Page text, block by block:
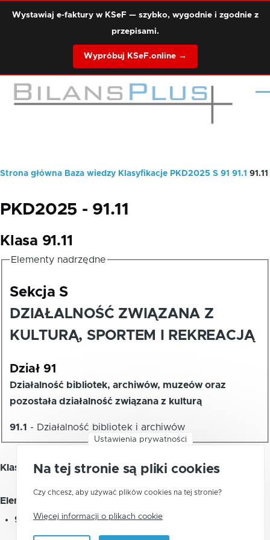
Wystawiaj e-faktury w KSeF — szybko, wygodnie i zgodnie z
przepisami.
Wypróbuj KSeF.online →
Ścieżka
Strona główna Baza wiedzy Klasyfikacje PKD2025 S 91 91.1 91.11
PKD2025 - 91.11
Klasa 91.11
Elementy nadrzędne
Sekcja S
DZIAŁALNOŚĆ ZWIĄZANA Z
KULTURĄ, SPORTEM I REKREACJĄ
Dział 91
Działalność bibliotek, archiwów, muzeów oraz
pozostała działalność związana z kulturą
91.1 - Działalność bibliotek i archiwów
Klasa 91.11 - Działalność bibliotek
Element zawiera:
91.11.Z-Działalność bibliotek
Ustawienia prywatności
Na tej stronie są pliki cookies
Czy chcesz, aby używać plików cookies na tej stronie?
Więcej informacji o plikach cookie